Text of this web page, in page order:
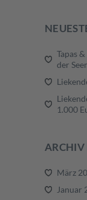
Tapas
der
1.000
ARCHIV
März
Januar